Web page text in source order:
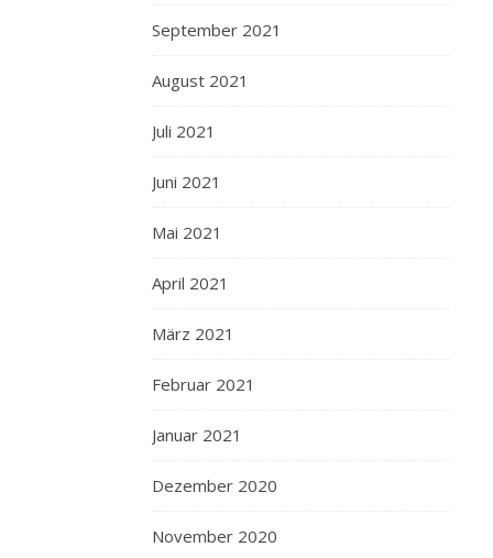
September 2021
August 2021
Juli 2021
Juni 2021
Mai 2021
April 2021
März 2021
Februar 2021
Januar 2021
Dezember 2020
November 2020